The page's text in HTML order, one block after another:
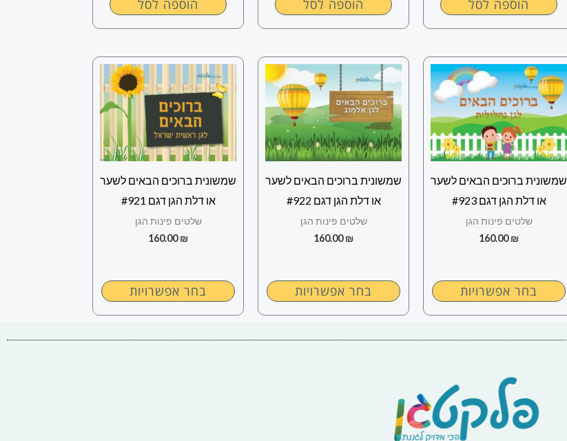
הוספה לסל הוספה לסל הוספה לסל
שמשונית ברוכים הבאים לשער
או דלת הגן דגם #923
שלטים פינות הגן
160.00₪
בחר אפשרויות
למוצר
זה
יש
מספר
סוגים.
לבחור
את
האפשרויות
בעמוד
שמשונית ברוכים הבאים לשער
או דלת הגן דגם #922
שלטים פינות הגן
160.00₪
בחר אפשרויות
למוצר
זה
יש
מספר
סוגים.
לבחור
את
האפשרויות
בעמוד
שמשונית ברוכים הבאים לשער
או דלת הגן דגם #921
שלטים פינות הגן
160.00₪
בחר אפשרויות
למוצר
זה
יש
מספר
סוגים.
לבחור
את
האפשרויות
בעמוד